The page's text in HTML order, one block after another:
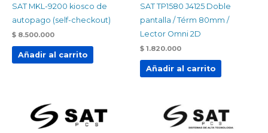
SAT MKL-9200 kiosco de
autopago (self-checkout)
$ 8.500.000
Añadir al carrito
SAT TP1580 J4125 Doble
pantalla / Térm 80mm /
Lector Omni 2D
$ 1.820.000
Añadir al carrito